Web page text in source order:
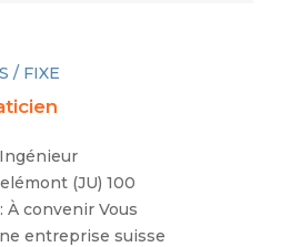
/ FIXE
(JU) 100
convenir Vous
entreprise suisse